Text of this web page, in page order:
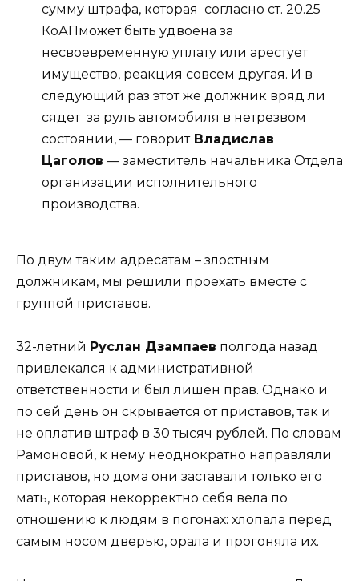
сумму штрафа, которая согласно ст. 20.25
КоАПможет быть удвоена за
несвоевременную уплату или арестует
имущество, реакция совсем другая. И в
следующий раз этот же должник вряд ли
сядет за руль автомобиля в нетрезвом
состоянии, — говоритВладислав
Цаголов — заместитель начальника Отдела
организации исполнительного
производства.
По двум таким адресатам – злостным
должникам, мы решили проехать вместе с
группой приставов.
32-летний Руслан Дзампаев полгода назад
привлекался к административной
ответственности и был лишен прав. Однако и
по сей день он скрывается от приставов, так и
не оплатив штраф в 30 тысяч рублей. По словам
Рамоновой, к нему неоднократно направляли
приставов, но дома они заставали только его
мать, которая некорректно себя вела по
отношению к людям в погонах: хлопала перед
самым носом дверью, орала и прогоняла их.